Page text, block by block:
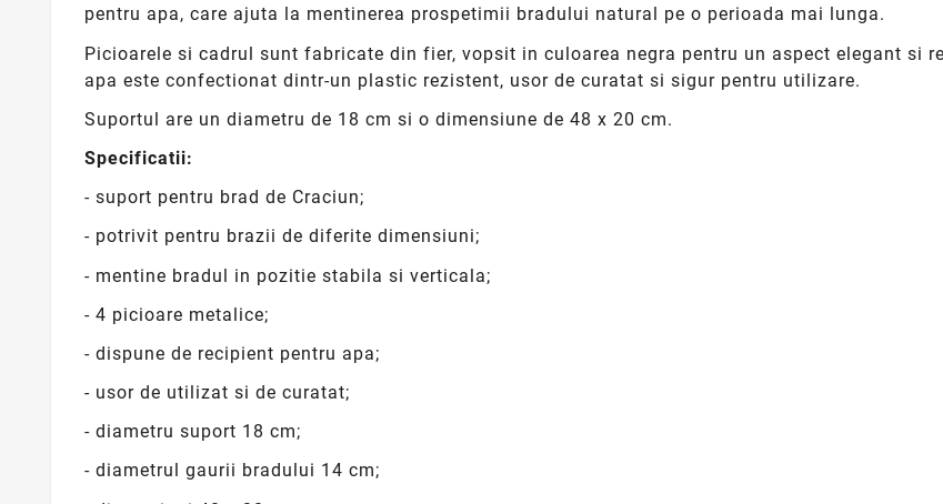
pentru apa, care ajuta la mentinerea prospetimii bradului natural pe o perioada mai lunga.
Picioarele si cadrul sunt fabricate din fier, vopsit in culoarea negra pentru un aspect elegant si
apa este confectionat dintr-un plastic rezistent, usor de curatat si sigur pentru utilizare.
Suportul are un diametru de 18 cm si o dimensiune de 48 x 20 cm.
Specificatii:
- suport pentru brad de Craciun;
- potrivit pentru brazii de diferite dimensiuni;
- mentine bradul in pozitie stabila si verticala;
- 4 picioare metalice;
- dispune de recipient pentru apa;
- usor de utilizat si de curatat;
- diametru suport 18 cm;
- diametrul gaurii bradului 14 cm;